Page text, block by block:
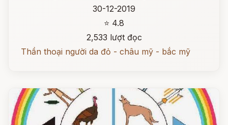
30-12-2019
⭐ 4.8
2,533 lượt đọc
Thần thoại người da đỏ - châu mỹ - bắc mỹ